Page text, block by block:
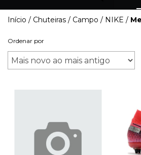
Início / Chuteiras / Campo / NIKE /
Ordenar por